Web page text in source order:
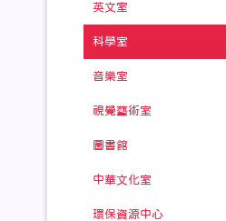
英文室
科學室
音樂室
視覺藝術室
圖書館
中華文化室
環保資源中心